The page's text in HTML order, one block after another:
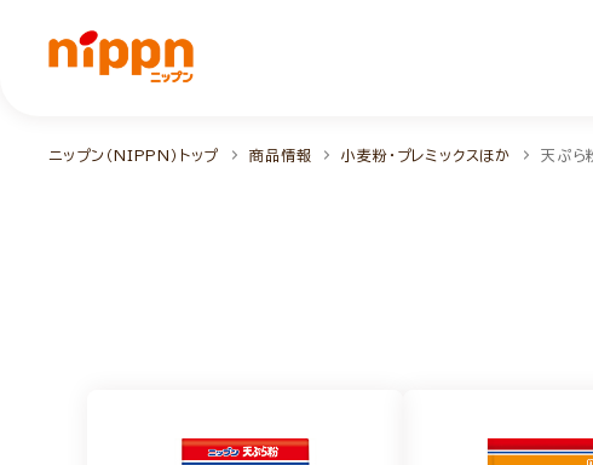
ニップン（NIPPN）トップ 商品情報 小麦粉・プレミックスほか 天ぷら